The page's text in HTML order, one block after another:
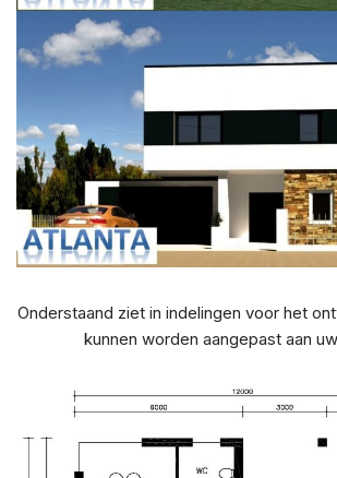
Onderstaand ziet in indelingen voor het
kunnen worden aangepast aan